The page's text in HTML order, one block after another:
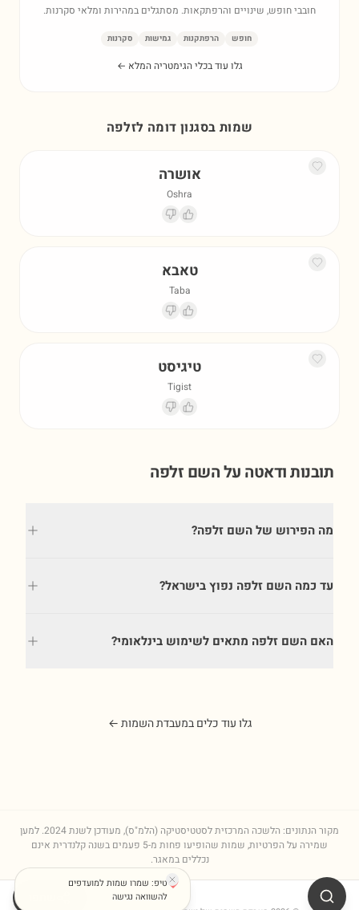
חובבי חופש, שינויים והרפתקאות. מסתגלים במהירות ומלאי סקרנות.
חופש הרפתקנות גמישות סקרנות
גלו עוד בכלי הגימטריה המלא ←
שמות בסגנון דומה לזלפה
אושרה
Oshra
טאבא
Taba
טיגיסט
Tigist
תובנות ודאטה על השם זלפה
מה הפירוש של השם זלפה?
עד כמה השם זלפה נפוץ בישראל?
האם השם זלפה מתאים לשימוש בינלאומי?
גלו עוד כלים במעבדת השמות ←
מקור הנתונים: הלשכה המרכזית לסטטיסטיקה (הלמ"ס), מעודכן לשנת2024. למען
שמירה על הפרטיות, שמות שהופיעו פחות מ-5 פעמים בשנה קלנדרית אינם
נכללים במאגר.
טיפ: שמרו שמות למועדפים
להשוואה נגישה